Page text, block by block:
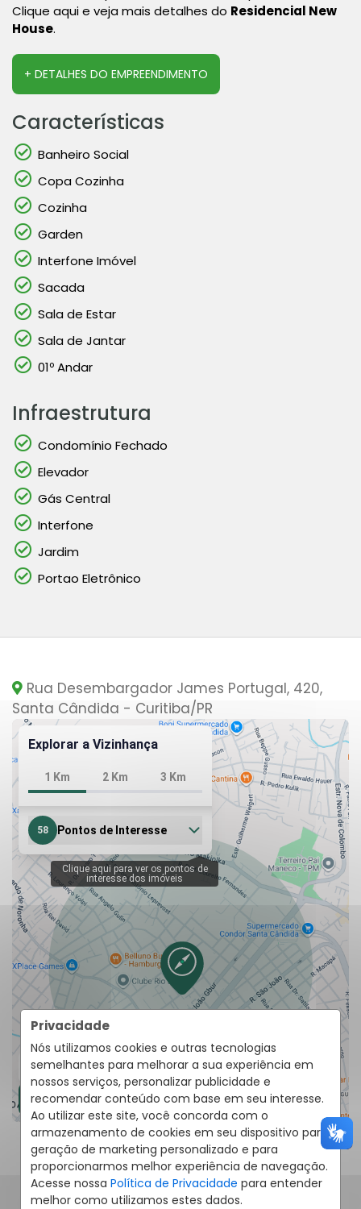
Privacidade
Nós utilizamos cookies e outras tecnologias
semelhantes para melhorar a sua experiência em
nossos serviços, personalizar publicidade e
recomendar conteúdo com base em seu interesse.
Ao utilizar este site, você concorda com o
armazenamento de cookies em seu dispositivo para
geração de marketing personalizado e para
proporcionarmos melhor experiência de navegação.
Acesse nossa Política de Privacidade para entender
melhor como utilizamos estes dados.
Clique aqui e veja mais detalhes do Residencial New
House.
+ DETALHES DO EMPREENDIMENTO
Características
Banheiro Social
Copa Cozinha
Cozinha
Garden
Interfone Imóvel
Sacada
Sala de Estar
Sala de Jantar
01º Andar
Infraestrutura
Condomínio Fechado
Elevador
Gás Central
Interfone
Jardim
Portao Eletrônico
Rua Desembargador James Portugal, 420,
Santa Cândida - Curitiba/PR